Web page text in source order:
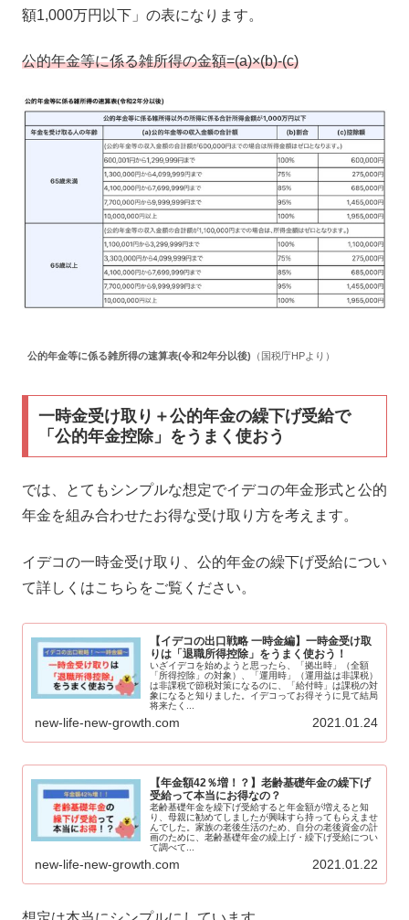
額1,000万円以下」の表になります。
公的年金等に係る雑所得の金額=(a)×(b)-(c)
公的年金等に係る雑所得の速算表(令和2年分以後) （国税庁HPより）
一時金受け取り＋公的年金の繰下げ受給で
「公的年金控除」をうまく使おう
では、とてもシンプルな想定でイデコの年金形式と公的
年金を組み合わせたお得な受け取り方を考えます。
イデコの一時金受け取り、公的年金の繰下げ受給につい
て詳しくはこちらをご覧ください。
【イデコの出口戦略 一時金編】一時金受け取
りは「退職所得控除」をうまく使おう！
いざイデコを始めようと思ったら、「拠出時」（全額
「所得控除」の対象）、「運用時」（運用益は非課税）
は非課税で節税対策になるのに、「給付時」は課税の対
象になると知りました。イデコってお得そうに見て結局
将来たく...
new-life-new-growth.com 2021.01.24
【年金額42％増！？】老齢基礎年金の繰下げ
受給って本当にお得なの？
老齢基礎年金を繰下げ受給すると年金額が増えると知
り、母親に勧めてしましたが興味すら持ってもらえませ
んでした。家族の老後生活のため、自分の老後資金の計
画のために、老齢基礎年金の繰上げ・繰下げ受給につい
て調べて...
new-life-new-growth.com 2021.01.22